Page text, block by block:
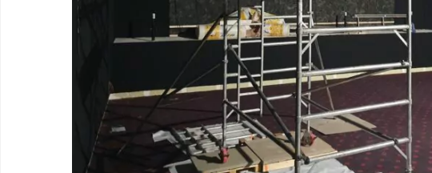
Nos solutions
Le groupe
Réalisations